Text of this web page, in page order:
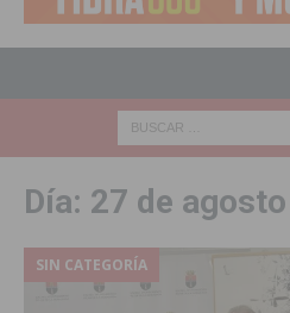
Día: 27 de
SIN CATEGORÍA